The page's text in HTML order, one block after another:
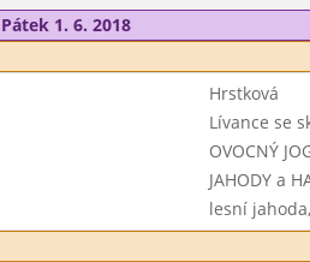
Pátek 1. 6. 2018
Hrstková
Lívance se
OVOCNÝ
JAHODY a
lesní